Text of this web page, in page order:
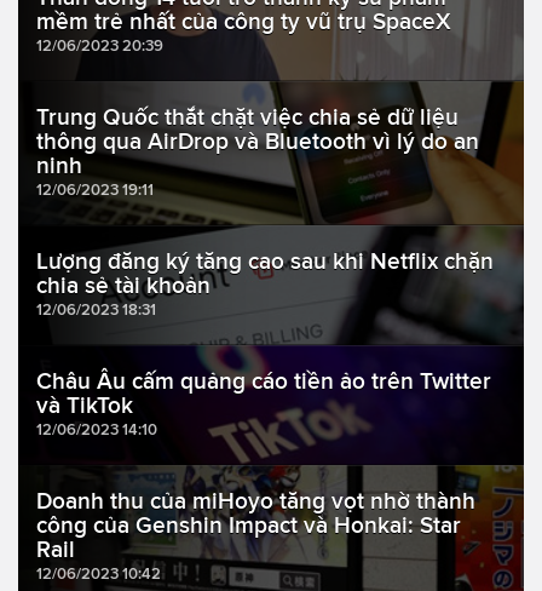
mềm trẻ nhất của công ty vũ trụ SpaceX
12/06/2023 20:39
Trung Quốc thắt chặt việc chia sẻ dữ liệu
thông qua AirDrop và Bluetooth vì lý do an
ninh
12/06/2023 19:11
Lượng đăng ký tăng cao sau khi Netflix chặn
chia sẻ tài khoản
12/06/2023 18:31
Châu Âu cấm quảng cáo tiền ảo trên Twitter
và TikTok
12/06/2023 14:10
Doanh thu của miHoyo tăng vọt nhờ thành
công của Genshin Impact và Honkai: Star
Rail
12/06/2023 10:42